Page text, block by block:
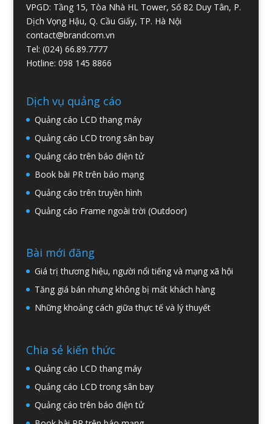
VPGD: Tầng 15, Tòa Nhà HL Tower, Số 82 Duy Tân, P.
Dịch Vọng Hậu, Q. Cầu Giấy, TP. Hà Nội
contact@brandcom.vn
Tel: (024) 66.89.7777
Hotline: 098 145 8866
Dịch vụ quảng cáo
Quảng cáo LCD thang máy
Quảng cáo LCD trong sân bay
Quảng cáo trên báo điện tử
Book bài PR trên báo mạng
Quảng cáo trên truyền hình
Quảng cáo Frame ngoài trời (Outdoor)
Bài mới đăng
Giá trị thương hiệu, người nổi tiếng và mạng xã hội
Tăng giá bán nhưng không bị mất khách hàng
Những khoảng cách giữa thực tế và lý thuyết
Chia sẻ kiến thức
Quảng cáo LCD thang máy
Quảng cáo LCD trong sân bay
Quảng cáo trên báo điện tử